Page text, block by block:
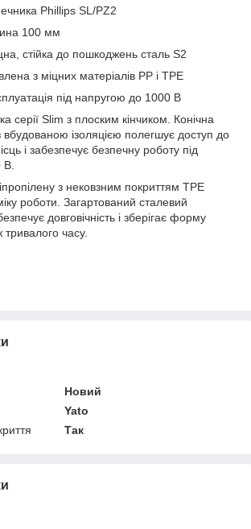
Phillips SL/PZ2
100 мм
стійка до пошкоджень сталь S2
з міцних матеріалів PP і TPE
під напругою до 1000 В
серії Slim з плоским кінчиком. Конічна
вбудованою ізоляцією полегшує доступ до
і забезпечує безпечну роботу під
В.
з нековзним покриттям TPE
роботи. Загартований сталевий
довговічність і зберігає форму
часу.
Новий
Yato
Так